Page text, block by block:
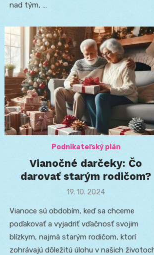
nad tým, …
Podnikateľský plán
Vianočné darčeky: Čo
darovať starým rodičom?
Posted
19. 10. 2024
Vianoce sú obdobím, keď sa chceme
poďakovať a vyjadriť vďačnosť svojim
blízkym, najmä starým rodičom, ktorí
zohrávajú dôležitú úlohu v našich